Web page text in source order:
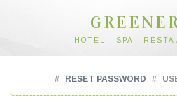
HOTEL - SPA -
RESET PASSWORD